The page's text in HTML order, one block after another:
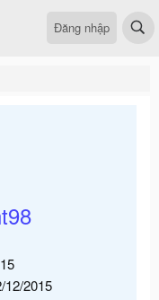
Đăng nhập
12/2015